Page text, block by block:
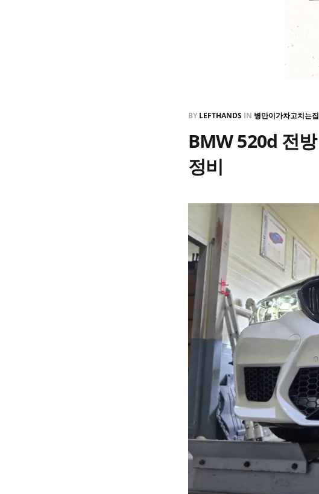
BY LEFTHANDS IN 병만이가차고치는집
BMW 520d 전
정비